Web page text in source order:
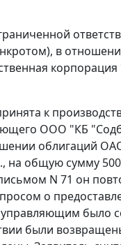
в
корпорация
к
ООО "КБ
облигаций
на общую сумму
N 71 он
о
управляющим было
были